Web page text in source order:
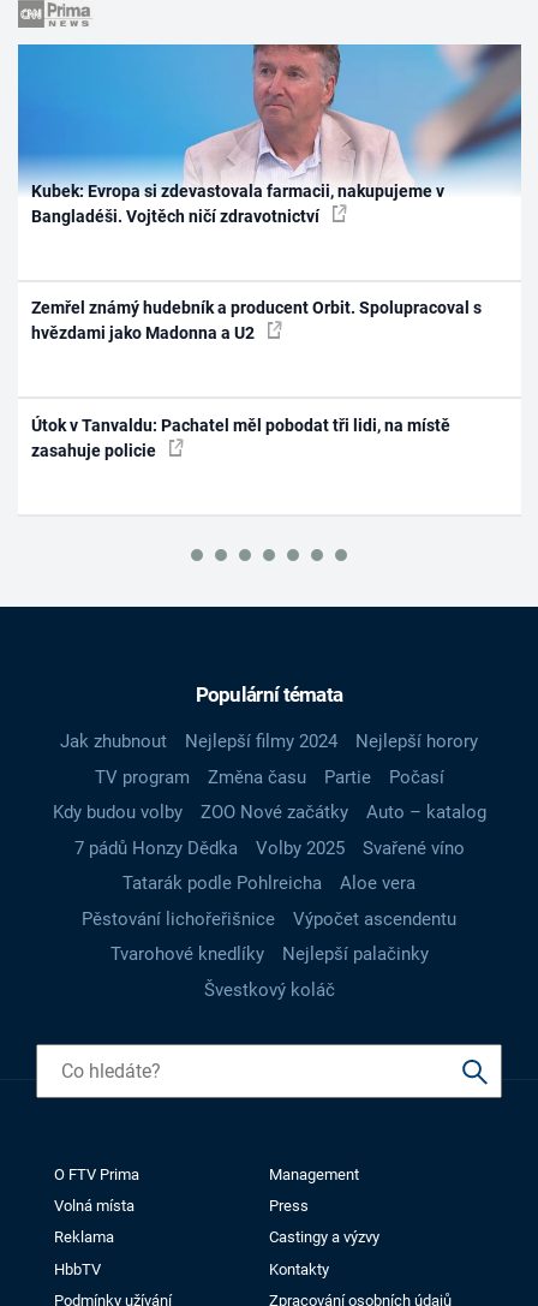
Kubek: Evropa si zdevastovala farmacii, nakupujeme v
Bangladéši. Vojtěch ničí zdravotnictví
Zemřel známý hudebník a producent Orbit. Spolupracoval s
hvězdami jako Madonna a U2
Útok v Tanvaldu: Pachatel měl pobodat tři lidi, na místě
zasahuje policie
Populární témata
Jak zhubnout Nejlepší filmy 2024
Nejlepší horory
TV program
Změna času Partie
Počasí
Kdy budou volby
ZOO Nové začátky
Auto – katalog
7 pádů Honzy Dědka
Volby 2025
Svařené víno
Tatarák podle Pohlreicha
Aloe vera
Pěstování lichořeřišnice
Výpočet ascendentu
Tvarohové knedlíky
Nejlepší palačinky
Švestkový koláč
O FTV Prima
Management
Volná místa
Press
Reklama
Castingy a výzvy
HbbTV
Kontakty
Podmínky užívání
Zpracování osobních údajů